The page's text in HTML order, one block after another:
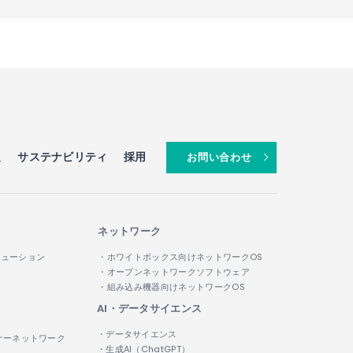
サステナビリティ 採用 お問い合わせ
ーション
ネットワーク
・ホワイトボックス向けネットワークOS
・オープンネットワークソフトウェア
・組み込み機器向けネットワークOS
ネットワーク
AI・データサイエンス
・データサイエンス
・生成AI（ChatGPT）